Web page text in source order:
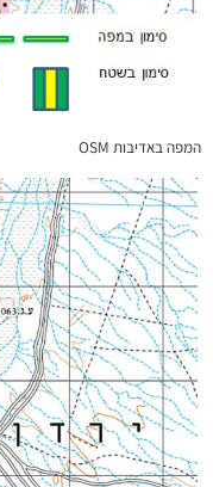
המפה באדיבות OSM